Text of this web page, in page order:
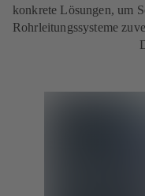
konkrete Lösungen, um
Rohrleitungssysteme